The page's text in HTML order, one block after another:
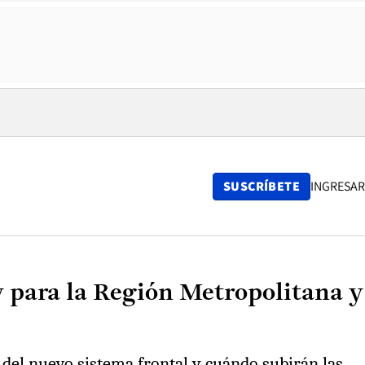
SUSCRÍBETE INGRESAR
la Región Metropolitana y